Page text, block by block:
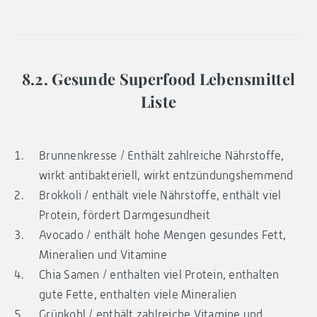
8.2. Gesunde Superfood Lebensmittel
Liste
Brunnenkresse / Enthält zahlreiche Nährstoffe,
wirkt antibakteriell, wirkt entzündungshemmend
Brokkoli / enthält viele Nährstoffe, enthält viel
Protein, fördert Darmgesundheit
Avocado / enthält hohe Mengen gesundes Fett,
Mineralien und Vitamine
Chia Samen / enthalten viel Protein, enthalten
gute Fette, enthalten viele Mineralien